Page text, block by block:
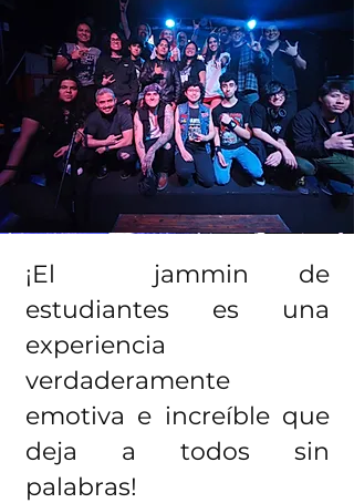
¡El jammin de
estudiantes es una
experiencia
verdaderamente
emotiva e increíble que
deja a todos sin
palabras!